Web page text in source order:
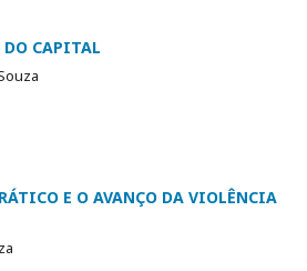
DO CAPITAL
E O AVANÇO DA VIOLÊNCIA